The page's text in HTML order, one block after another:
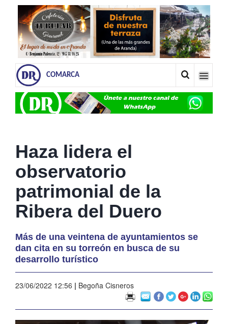
COMARCA
Haza lidera el
observatorio
patrimonial de la
Ribera del Duero
Más de una veintena de ayuntamientos se
dan cita en su torreón en busca de su
desarrollo turístico
23/06/2022 12:56 | Begoña Cisneros